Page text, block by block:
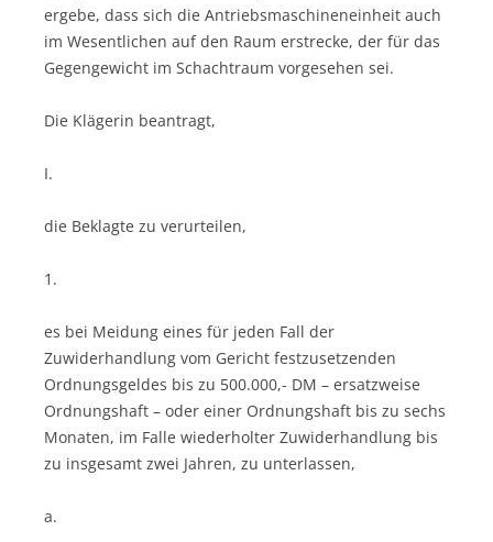
ergebe, dass sich die Antriebsmaschineneinheit auch
im Wesentlichen auf den Raum erstrecke, der für das
Gegengewicht im Schachtraum vorgesehen sei.
Die Klägerin beantragt,
I.
die Beklagte zu verurteilen,
1.
es bei Meidung eines für jeden Fall der
Zuwiderhandlung vom Gericht festzusetzenden
Ordnungsgeldes bis zu 500.000,- DM – ersatzweise
Ordnungshaft – oder einer Ordnungshaft bis zu sechs
Monaten, im Falle wiederholter Zuwiderhandlung bis
zu insgesamt zwei Jahren, zu unterlassen,
a.